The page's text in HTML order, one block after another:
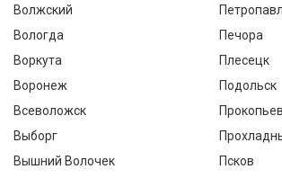
Волжский
Вологда
Воркута
Воронеж
Всеволожск
Выборг
Вышний Волочек
Печора
Плесецк
Подольск
Псков